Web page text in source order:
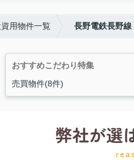
用物件一覧 長野電鉄長野
おすすめこだわり特集
売買物件(8件)
弊社が選